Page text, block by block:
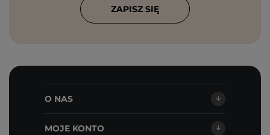
ZAPISZ SIĘ
O NAS
MOJE KONTO